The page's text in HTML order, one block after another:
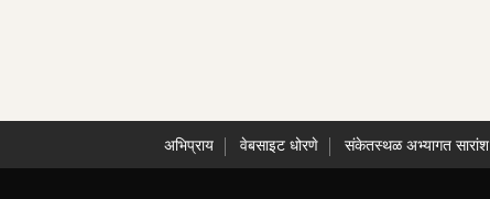
अभिप्राय वेबसाइट धोरणे संकेतस्थळ अभ्यागत सारांश